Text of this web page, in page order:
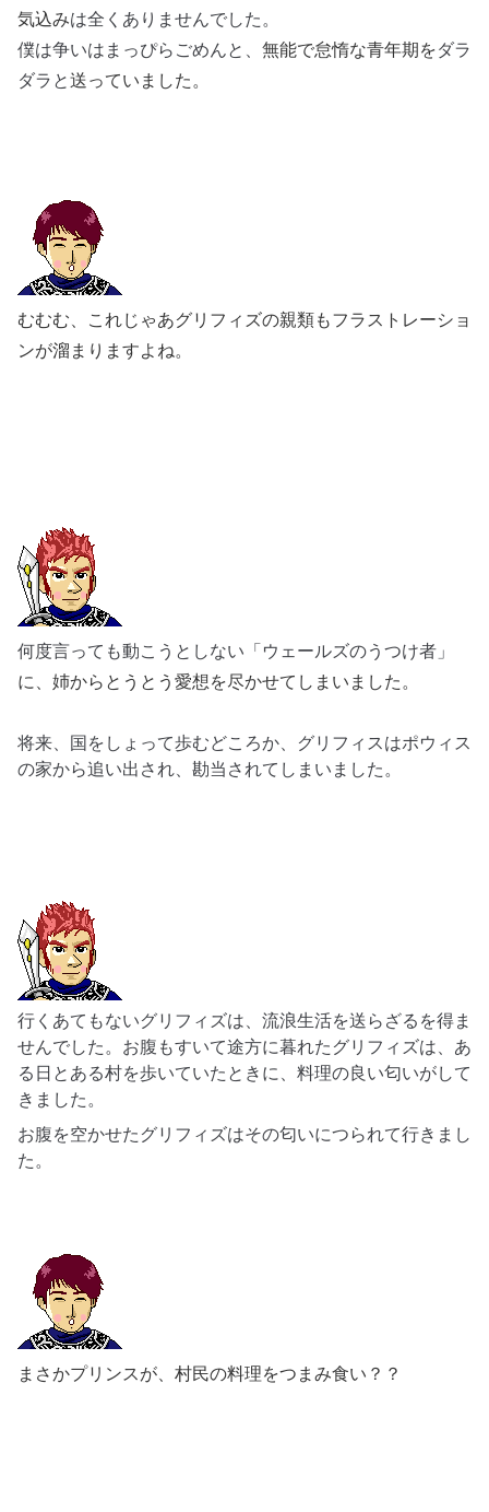
気込みは全くありませんでした。
僕は争いはまっぴらごめんと、 無能で怠惰な青年期をダラ
ダラと送っていました。
むむむ、これじゃあグリフィズの親類もフラストレーショ
ンが溜まりますよね。
何度言っても動こうとしない「ウェールズのうつけ者」
に、姉からとうとう愛想を尽かせてしまいました。
将来、国をしょって歩むどころか、グリフィスはポウィス
の家から追い出され、勘当されてしまいました。
行くあてもないグリフィズは、流浪生活を送らざるを得ま
せんでした。お腹もすいて途方に暮れたグリフィズは、あ
る日とある村を歩いていたときに、 料理の良い匂いがして
きました。
お腹を空かせたグリフィズはその匂いにつられて行きまし
た。
まさかプリンスが、村民の料理をつまみ食い？？